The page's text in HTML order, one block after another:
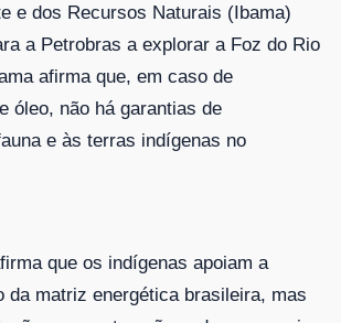
e dos Recursos Naturais (Ibama)
a Petrobras a explorar a Foz do Rio
afirma que, em caso de
óleo, não há garantias de
e às terras indígenas no
que os indígenas apoiam a
da matriz energética brasileira, mas